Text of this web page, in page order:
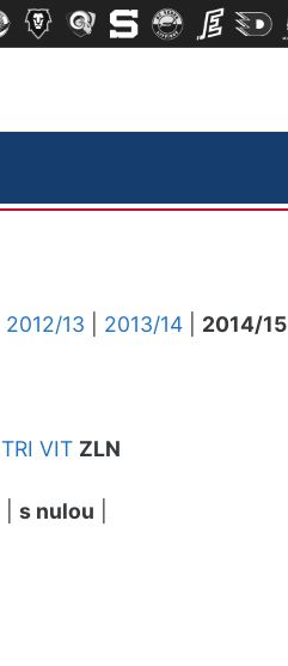
2012/13 2013/14 2014/15
TRI VIT ZLN
s nulou